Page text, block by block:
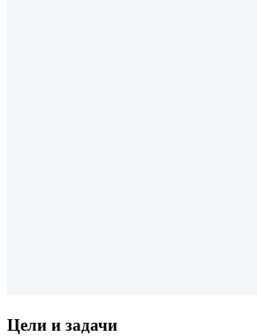
Цели и задачи